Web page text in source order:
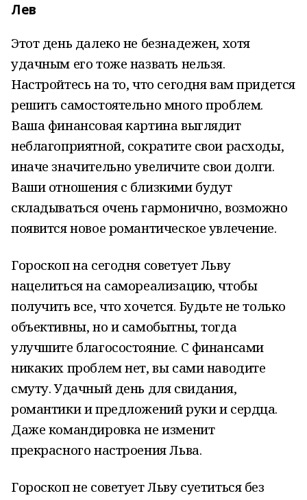
Лев
Этот день далеко не безнадежен, хотя
удачным его тоже назвать нельзя.
Настройтесь на то, что сегодня вам придется
решить самостоятельно много проблем.
Ваша финансовая картина выглядит
неблагоприятной, сократите свои расходы,
иначе значительно увеличите свои долги.
Ваши отношения с близкими будут
складываться очень гармонично, возможно
появится новое романтическое увлечение.
Гороскоп на сегодня советует Льву
нацелиться на самореализацию, чтобы
получить все, что хочется. Будьте не только
объективны, но и самобытны, тогда
улучшите благосостояние. С финансами
никаких проблем нет, вы сами наводите
смуту. Удачный день для свидания,
романтики и предложений руки и сердца.
Даже командировка не изменит
прекрасного настроения Льва.
Гороскоп не советует Льву суетиться без